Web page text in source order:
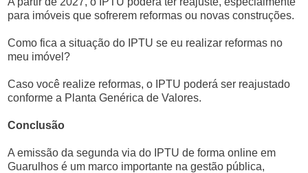
para imóveis que sofrerem reformas ou novas construções.
Como fica a situação do IPTU se eu realizar reformas no
meu imóvel?
Caso você realize reformas, o IPTU poderá ser reajustado
conforme a Planta Genérica de Valores.
Conclusão
A emissão da segunda via do IPTU de forma online em
Guarulhos é um marco importante na gestão pública,